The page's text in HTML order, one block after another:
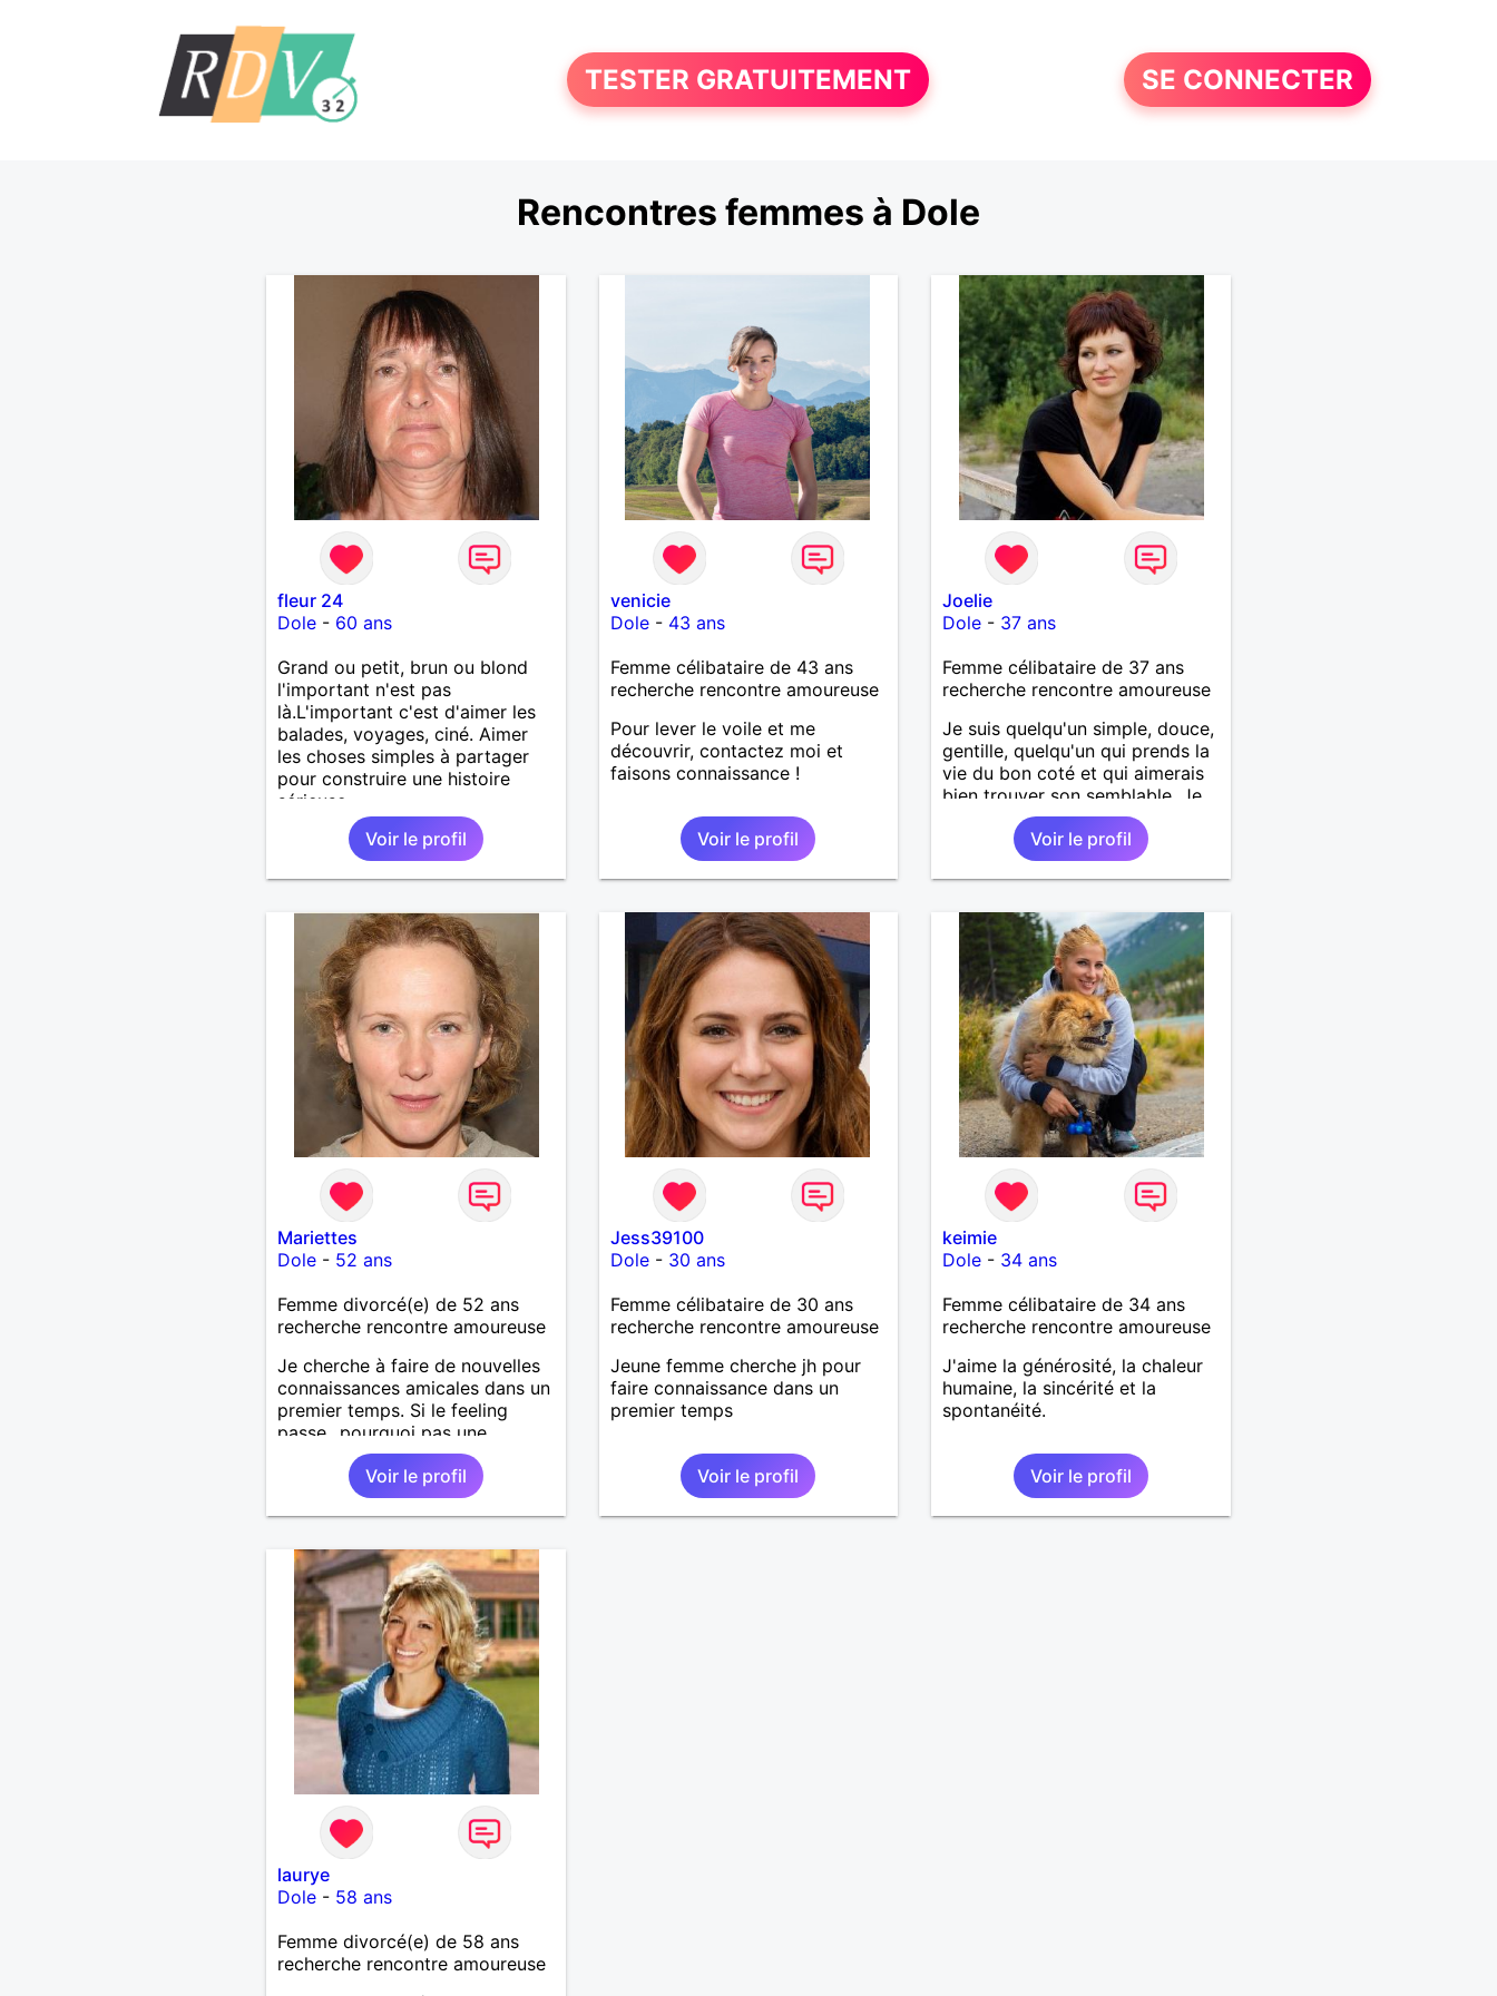
TESTER GRATUITEMENT SE CONNECTER
Rencontres femmes à Dole
fleur 24
Dole- 60 ans
Grand ou petit, brun ou blond
l'important n'est pas
là.L'important c'est d'aimer les
balades, voyages, ciné. Aimer
les choses simples à partager
pour construire une histoire
sérieuse.
Voir le profil
venicie
Dole- 43 ans
Femme célibataire de 43 ans
recherche rencontre amoureuse
Pour lever le voile et me
découvrir, contactez moi et
faisons connaissance !
Voir le profil
Joelie
Dole - 37 ans
Femme célibataire de 37 ans
recherche rencontre amoureuse
Je suis quelqu'un simple, douce,
gentille, quelqu'un qui prends la
vie du bon coté et qui aimerais
bien trouver son semblable. Je
suis bien sûr contactable
puisque j'habite sur Dole et je
répondrais autant que possible.
Voir le profil
Mariettes
Dole- 52 ans
Femme divorcé(e) de 52 ans
recherche rencontre amoureuse
Je cherche à faire de nouvelles
connaissances amicales dans un
premier temps. Si le feeling
passe...pourquoi pas une
relation amoureuse, c'est "un
peu" le but de ma visite aussi.
Je suis joviale, bienveillante,
positive et dynamique !
Voir le profil
Jess39100
Dole- 30 ans
Femme célibataire de 30 ans
recherche rencontre amoureuse
Jeune femme cherche jh pour
faire connaissance dans un
premier temps
Voir le profil
keimie
Dole - 34 ans
Femme célibataire de 34 ans
recherche rencontre amoureuse
J'aime la générosité, la chaleur
humaine, la sincérité et la
spontanéité.
Voir le profil
laurye
Dole- 58 ans
Femme divorcé(e) de 58 ans
recherche rencontre amoureuse